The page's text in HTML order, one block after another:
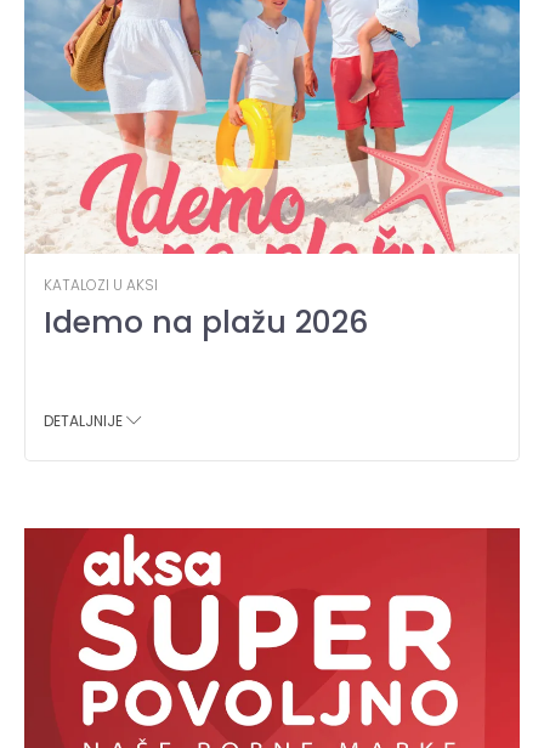
KATALOZI U AKSI
Idemo na plažu 2026
DETALJNIJE